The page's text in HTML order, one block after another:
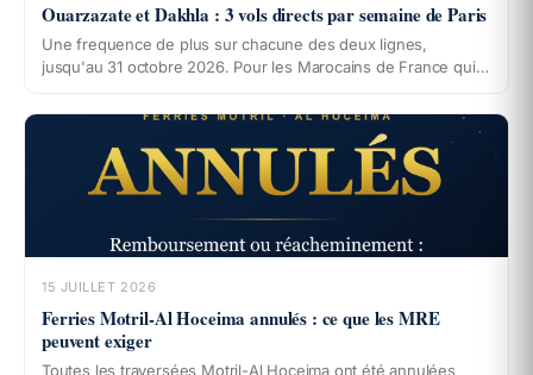
Ouarzazate et Dakhla : 3 vols directs par semaine de Paris
Une frequence de plus sur chacune des deux lignes,
jusqu'au 31 octobre 2026. Pour les Marocains de France qui
Marrakech se pose autrement.
15 JUILLET 2026
Ferries Motril-Al Hoceima annulés : ce que les MRE
peuvent exiger
Toutes les traversées Motril-Al Hoceima ont été annulées